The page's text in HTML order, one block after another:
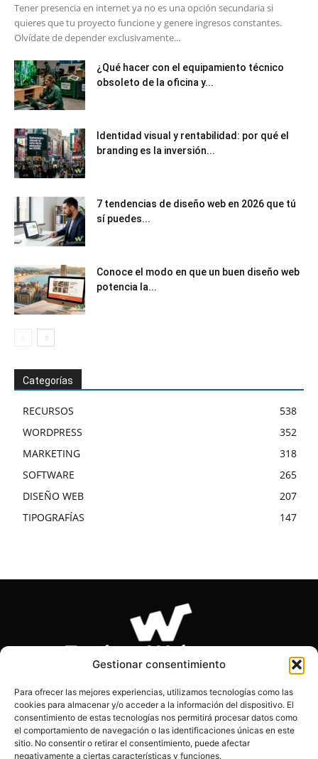
Gestionar consentimiento
Para ofrecer las mejores experiencias, utilizamos tecnologías como las
cookies para almacenar y/o acceder a la información del dispositivo. El
consentimiento de estas tecnologías nos permitirá procesar datos como
el comportamiento de navegación o las identificaciones únicas en este
sitio. No consentir o retirar el consentimiento, puede afectar
negativamente a ciertas características y funciones.
​Tener presencia en internet ya no es una opción secundaria si
quieres que tu proyecto funcione y genere ingresos constantes.
Olvídate de depender exclusivamente...
¿Qué hacer con el equipamiento técnico
obsoleto de la oficina y...
Identidad visual y rentabilidad: por qué el
branding es la inversión...
7 tendencias de diseño web en 2026 que tú
sí puedes...
Conoce el modo en que un buen diseño web
potencia la...
Categorías
RECURSOS
538
WORDPRESS
352
MARKETING
318
SOFTWARE
265
DISEÑO WEB
207
TIPOGRAFÍAS
147
SOBRE NOSOTROS
Páginas Webs es el blog de los desarrolladores, diseñadores